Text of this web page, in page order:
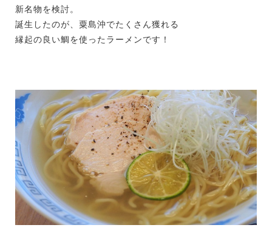
新名物を検討。
誕生したのが、粟島沖でたくさん獲れる
縁起の良い鯛を使ったラーメンです！